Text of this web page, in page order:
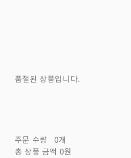
품절된 상품입니다.
주문 수량
0개
총 상품 금액 0원